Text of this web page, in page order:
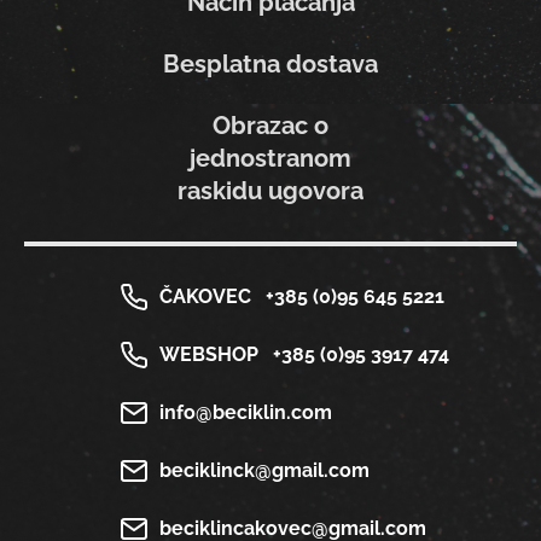
Besplatna dostava
Obrazac o
jednostranom
raskidu ugovora
ČAKOVEC +385 (0)95 645 5221
WEBSHOP +385 (0)95 3917 474
info@beciklin.com
beciklinck@gmail.com
beciklincakovec@gmail.com